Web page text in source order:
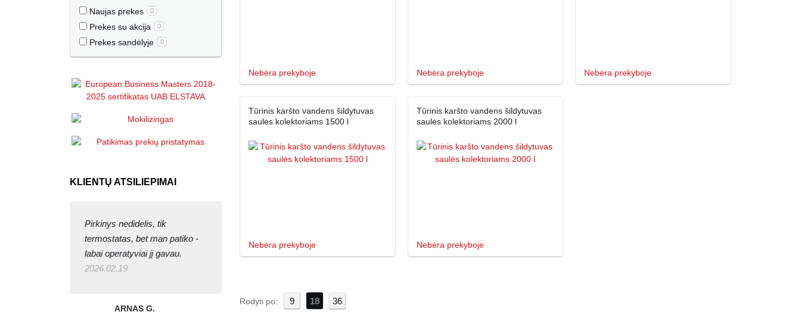
Naujas prekes
0
Prekes su akcija 0
Prekes sandėlyje 0
KLIENTŲ ATSILIEPIMAI
Pirkinys nedidelis, tik
termostatas, bet man patiko -
labai operatyviai jį gavau.
2026.02.19
ARNAS G.
Nebėra prekyboje Nebėra prekyboje Nebėra prekyboje
Tūrinis karšto vandens šildytuvas
saulės kolektoriams 1500 l
Nebėra prekyboje
Tūrinis karšto vandens šildytuvas
saulės kolektoriams 2000 l
Nebėra prekyboje
Rodyti po: 9 18 36